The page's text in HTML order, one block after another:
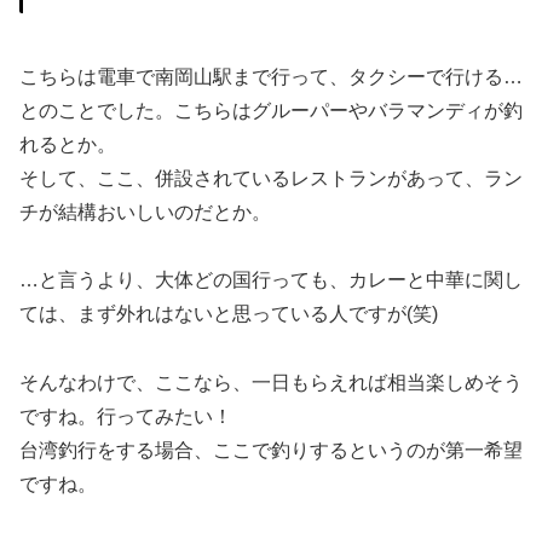
こちらは電車で南岡山駅まで行って、タクシーで行ける…
とのことでした。こちらはグルーパーやバラマンディが釣
れるとか。
そして、ここ、併設されているレストランがあって、ラン
チが結構おいしいのだとか。
…と言うより、大体どの国行っても、カレーと中華に関し
ては、まず外れはないと思っている人ですが(笑)
そんなわけで、ここなら、一日もらえれば相当楽しめそう
ですね。行ってみたい！
台湾釣行をする場合、ここで釣りするというのが第一希望
ですね。